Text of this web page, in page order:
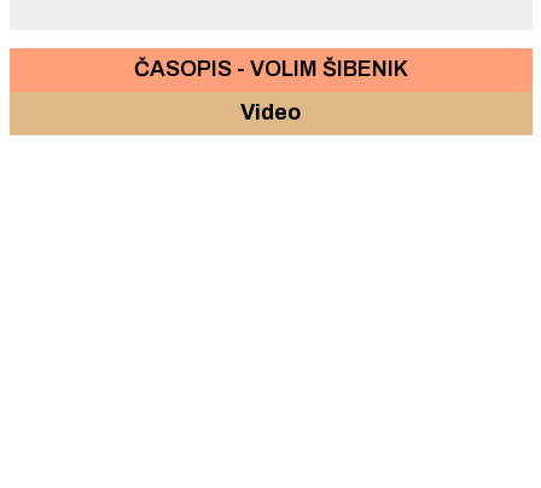
ČASOPIS - VOLIM ŠIBENIK
Video